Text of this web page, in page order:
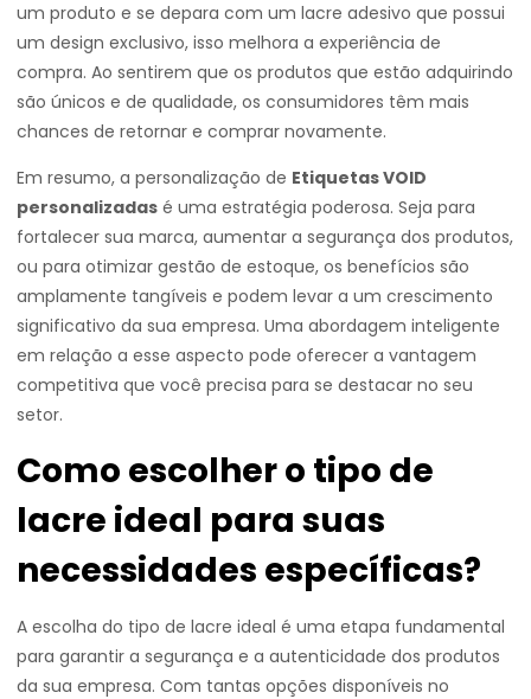
um produto e se depara com um lacre adesivo que possui
um design exclusivo, isso melhora a experiência de
compra. Ao sentirem que os produtos que estão adquirindo
são únicos e de qualidade, os consumidores têm mais
chances de retornar e comprar novamente.
Em resumo, a personalização de Etiquetas VOID
personalizadas é uma estratégia poderosa. Seja para
fortalecer sua marca, aumentar a segurança dos produtos,
ou para otimizar gestão de estoque, os benefícios são
amplamente tangíveis e podem levar a um crescimento
significativo da sua empresa. Uma abordagem inteligente
em relação a esse aspecto pode oferecer a vantagem
competitiva que você precisa para se destacar no seu
setor.
Como escolher o tipo de
lacre ideal para suas
necessidades específicas?
A escolha do tipo de lacre ideal é uma etapa fundamental
para garantir a segurança e a autenticidade dos produtos
da sua empresa. Com tantas opções disponíveis no